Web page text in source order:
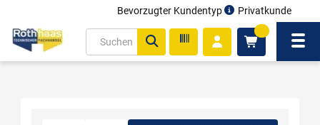
Bevorzugter Kundentyp Privatkunde